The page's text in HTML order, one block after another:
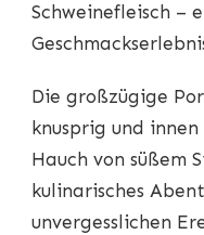
Schweinefleisch –
Die großzügige
knusprig und
Hauch von süßem
kulinarisches
unvergesslichen